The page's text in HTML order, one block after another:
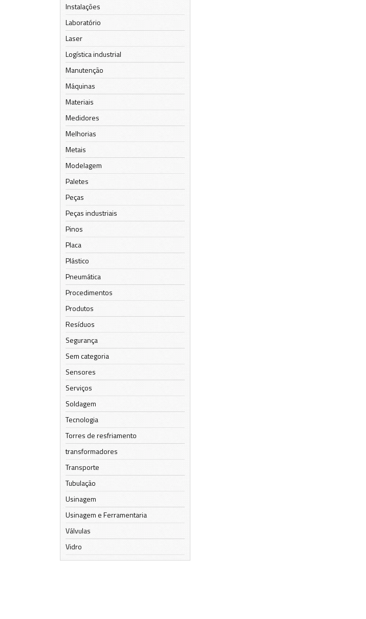
Instalações
Laboratório
Laser
Logística industrial
Manutenção
Máquinas
Materiais
Medidores
Melhorias
Metais
Modelagem
Paletes
Peças
Peças industriais
Pinos
Placa
Plástico
Pneumática
Procedimentos
Produtos
Resíduos
Segurança
Sem categoria
Sensores
Serviços
Soldagem
Tecnologia
Torres de resfriamento
transformadores
Transporte
Tubulação
Usinagem
Usinagem e Ferramentaria
Válvulas
Vidro